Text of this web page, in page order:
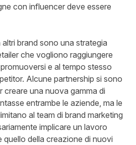
con influencer deve essere
brand sono una strategia
che vogliono raggiungere
e al tempo stesso
Alcune partnership si sono
creare una nuova gamma di
entrambe le aziende, ma le
al team di brand marketing
implicare un lavoro
quello della creazione di nuovi